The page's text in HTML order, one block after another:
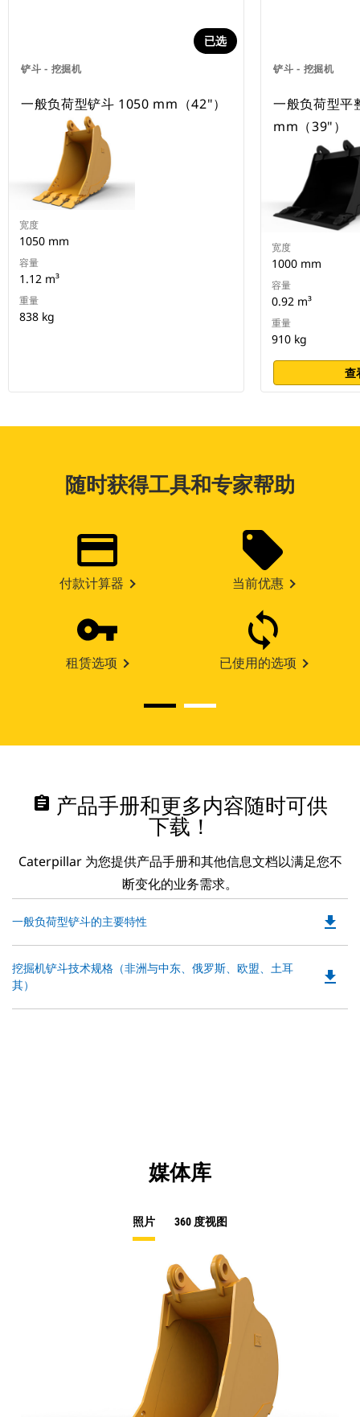
铲斗 - 挖掘机
已选
一般负荷型铲斗 1050 mm（42"）
宽度
1050 mm
容量
1.12 m³
重量
838 kg
铲斗 - 挖掘机
一般负荷型平
mm（39"）
宽度
1000 mm
容量
0.92 m³
重量
910 kg
查
随时获得工具和专家帮助
付款计算器 当前优惠
租赁选项 已使用的选项
assignment 产品手册和更多内容随时可供
下载！
Caterpillar 为您提供产品手册和其他信息文档以满足您不
断变化的业务需求。
一般负荷型铲斗的主要特性 file_download
挖掘机铲斗技术规格（非洲与中东、俄罗斯、欧盟、土耳
其）
file_download
媒体库
照片 360 度视图